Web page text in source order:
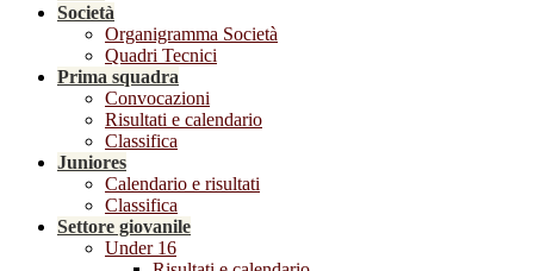
Società
Organigramma Società
Quadri Tecnici
Prima squadra
Convocazioni
Risultati e calendario
Classifica
Juniores
Calendario e risultati
Classifica
Settore giovanile
Under 16